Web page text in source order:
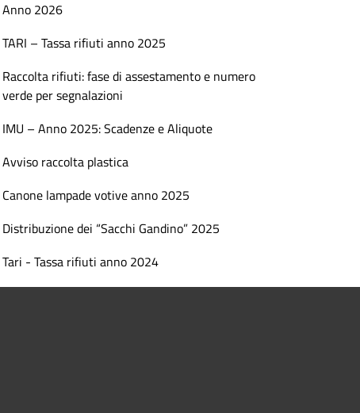
Anno 2026
TARI – Tassa rifiuti anno 2025
Raccolta rifiuti: fase di assestamento e numero
verde per segnalazioni
IMU – Anno 2025: Scadenze e Aliquote
Avviso raccolta plastica
Canone lampade votive anno 2025
Distribuzione dei “Sacchi Gandino” 2025
Tari - Tassa rifiuti anno 2024